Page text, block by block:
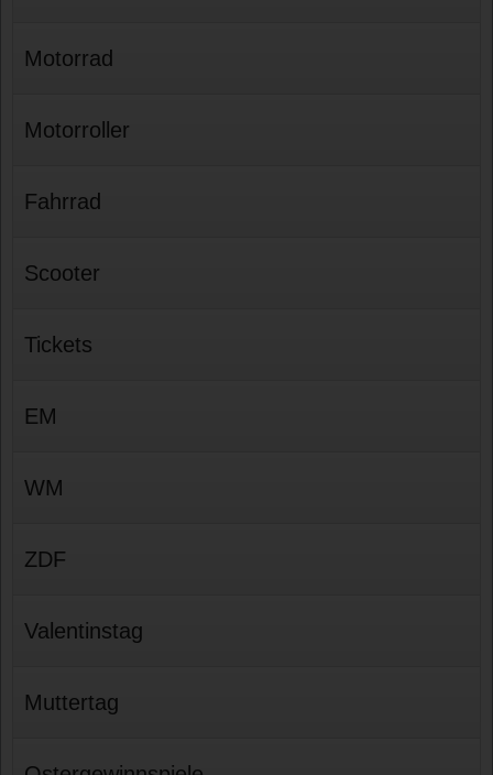
Motorrad
Motorroller
Fahrrad
Scooter
Tickets
EM
WM
ZDF
Valentinstag
Muttertag